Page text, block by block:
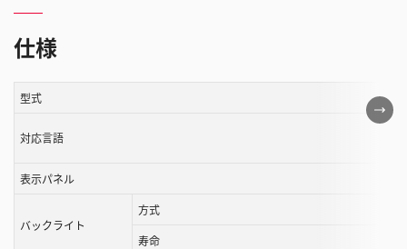
仕様
こ
の
型式
対応言語
表示パネル
バックライト
方式
寿命